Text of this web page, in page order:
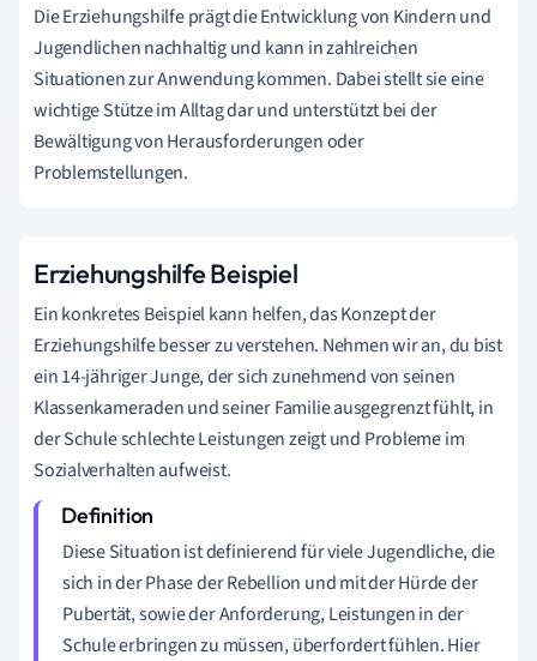
Die Erziehungshilfe prägt die Entwicklung von Kindern und
Jugendlichen nachhaltig und kann in zahlreichen
Situationen zur Anwendung kommen. Dabei stellt sie eine
wichtige Stütze im Alltag dar und unterstützt bei der
Bewältigung von Herausforderungen oder
Problemstellungen.
Erziehungshilfe Beispiel
Ein konkretes Beispiel kann helfen, das Konzept der
Erziehungshilfe besser zu verstehen. Nehmen wir an, du bist
ein 14-jähriger Junge, der sich zunehmend von seinen
Klassenkameraden und seiner Familie ausgegrenzt fühlt, in
der Schule schlechte Leistungen zeigt und Probleme im
Sozialverhalten aufweist.
Diese Situation ist definierend für viele Jugendliche, die
sich in der Phase der Rebellion und mit der Hürde der
Pubertät, sowie der Anforderung, Leistungen in der
Schule erbringen zu müssen, überfordert fühlen. Hier